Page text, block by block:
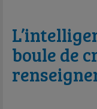
boule de